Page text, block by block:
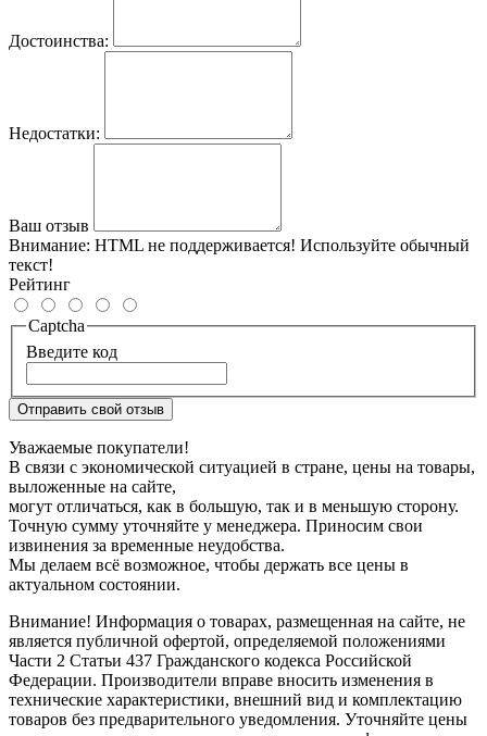
Достоинства:
Недостатки:
Ваш отзыв
Внимание: HTML не поддерживается! Используйте обычный
текст!
Рейтинг
Captcha
Введите код
Отправить свой отзыв
Уважаемые покупатели!
В связи с экономической ситуацией в стране, цены на товары,
выложенные на сайте,
могут отличаться, как в большую, так и в меньшую сторону.
Точную сумму уточняйте у менеджера. Приносим свои
извинения за временные неудобства.
Мы делаем всё возможное, чтобы держать все цены в
актуальном состоянии.
Внимание! Информация о товарах, размещенная на сайте, не
является публичной офертой, определяемой положениями
Части 2 Статьи 437 Гражданского кодекса Российской
Федерации. Производители вправе вносить изменения в
технические характеристики, внешний вид и комплектацию
товаров без предварительного уведомления. Уточняйте цены